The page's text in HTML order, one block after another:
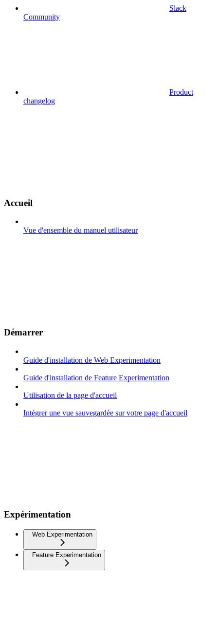
Slack
Community
Product
changelog
Accueil
Vue d'ensemble du manuel utilisateur
Démarrer
Guide d'installation de Web Experimentation
Guide d'installation de Feature Experimentation
Utilisation de la page d'accueil
Intégrer une vue sauvegardée sur votre page d'accueil
Expérimentation
Web Experimentation
Feature Experimentation